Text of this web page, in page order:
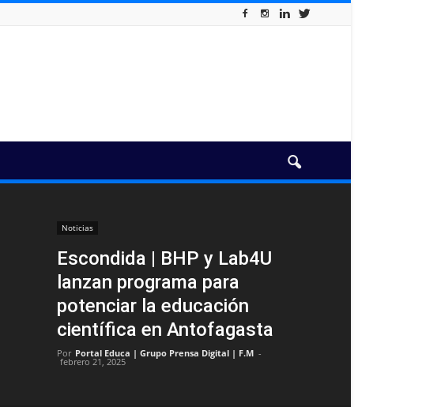
Noticias
Escondida | BHP y Lab4U
lanzan programa para
potenciar la educación
científica en Antofagasta
Por Portal Educa | Grupo Prensa Digital | F.M -
febrero 21, 2025